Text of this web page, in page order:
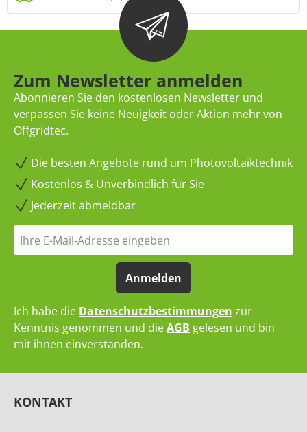
Zum Newsletter anmelden
Abonnieren Sie den kostenlosen Newsletter und
verpassen Sie keine Neuigkeit oder Aktion mehr von
Offgridtec.
Die besten Angebote rund um Photovoltaiktechnik
Kostenlos & Unverbindlich für Sie
Jederzeit abmeldbar
Anmelden
Ich habe die Datenschutzbestimmungen zur
Kenntnis genommen und dieAGB gelesen und bin
mit ihnen einverstanden.
KONTAKT